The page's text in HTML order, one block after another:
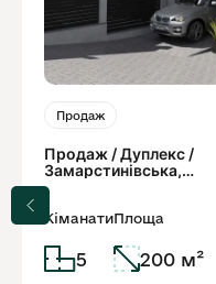
Продаж
Продаж / Дуплекс /
Замарстинівська,
Шевченківський район,
Кіманати
5
Площа
200 м²